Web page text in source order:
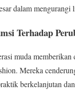
dalam mengurangi
Terhadap
muda
Mereka
berkelanjutan